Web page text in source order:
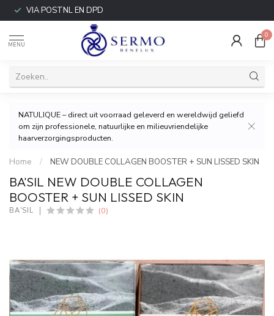
VIA POSTNL EN DPD
MENU
0
NATULIQUE – direct uit voorraad geleverd en wereldwijd geliefd
om zijn professionele, natuurlijke en milieuvriendelijke
haarverzorgingsproducten.
Home / NEW DOUBLE COLLAGEN BOOSTER + SUN LISSED SKIN
BA'SIL NEW DOUBLE COLLAGEN
BOOSTER + SUN LISSED SKIN
BA'SIL (0)